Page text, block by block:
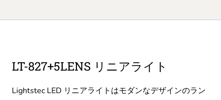
LT-827+5LENS リニアライト
Lightstec LED リニアライトはモダンなデザインのラン